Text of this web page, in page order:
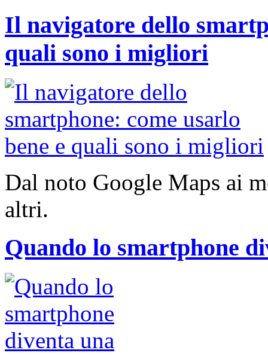
Il navigatore dello
quali sono i migliori
Dal noto Google Maps ai
altri.
Quando lo smartphone